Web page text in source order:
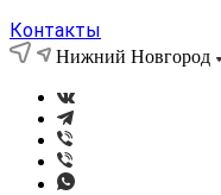
Контакты
Нижний Новгород